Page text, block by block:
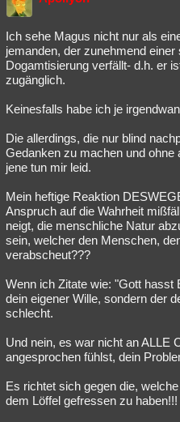
Ich sehe Magus nicht nur als
jemanden, der zunehmend
Dogamtisierung verfällt- d.h. er
zugänglich.
Keinesfalls habe ich je
Die allerdings, die nur blind
Gedanken zu machen und ohne
jene tun mir leid.
Mein heftige Reaktion
Anspruch auf die Wahrheit
neigt, die menschliche Natur
sein, welcher den Menschen,
verabscheut???
Wenn ich Zitate wie: "Gott hasst
dein eigener Wille, sondern der
schlecht.
Und nein, es war nicht an ALLE
angesprochen fühlst, dein
Es richtet sich gegen die,
dem Löffel gefressen zu haben!!!